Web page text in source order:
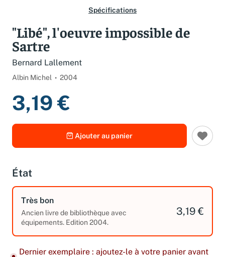
Spécifications
"Libé", l'oeuvre impossible de
Sartre
Bernard Lallement
Albin Michel 2004
3,19 €
Ajouter au panier
État
Très bon
Ancien livre de bibliothèque avec
équipements. Edition 2004.
3,19 €
Dernier exemplaire : ajoutez-le à votre panier avant